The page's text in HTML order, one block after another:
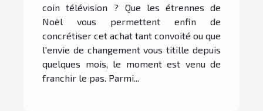
coin télévision ? Que les étrennes de
Noël vous permettent enfin de
concrétiser cet achat tant convoité ou que
l'envie de changement vous titille depuis
quelques mois, le moment est venu de
franchir le pas. Parmi...